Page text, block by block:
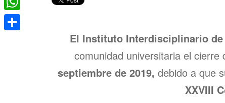
El Instituto Interdisciplinario
comunidad universitaria el
septiembre de 2019, debido a que
XXVIII
c
e
w
i
W